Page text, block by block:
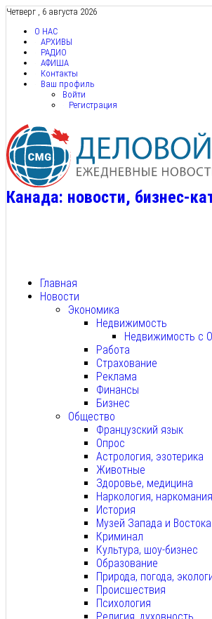
Четверг , 6 августа 2026
О НАС
АРХИВЫ
РАДИО
АФИША
Контакты
Ваш профиль
Войти
Регистрация
Канада: новости, бизнес-
Главная
Новости
Экономика
Недвижимость
Недвижимость с
Работа
Страхование
Реклама
Финансы
Бизнес
Общество
Французский язык
Опрос
Астрология, эзотерика
Животные
Здоровье, медицина
Наркология,
История
Музей Запада и Востока
Криминал
Культура, шоу-бизнес
Образование
Природа, погода,
Происшествия
Психология